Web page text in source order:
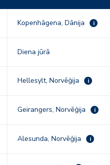
Kopenhāgena, Dānija i
Diena jūrā
Hellesylt, Norvēģija i
Geirangers, Norvēģija i
Alesunda, Norvēģija i